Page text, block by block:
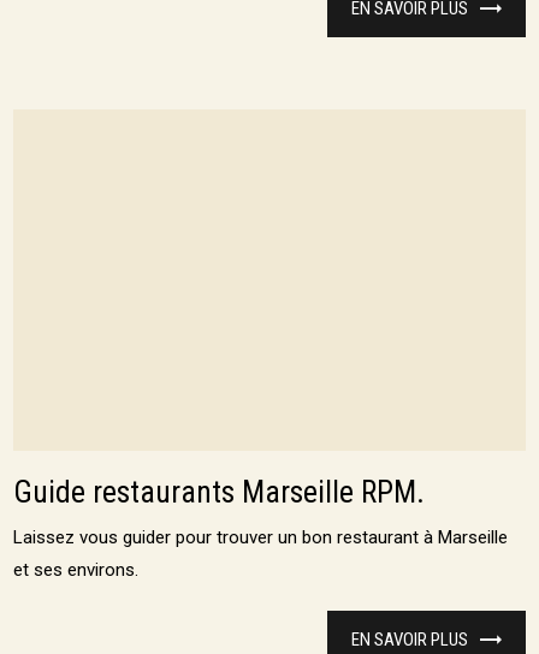
EN SAVOIR PLUS
Guide restaurants Marseille RPM.
Laissez vous guider pour trouver un bon restaurant à Marseille
et ses environs.
EN SAVOIR PLUS